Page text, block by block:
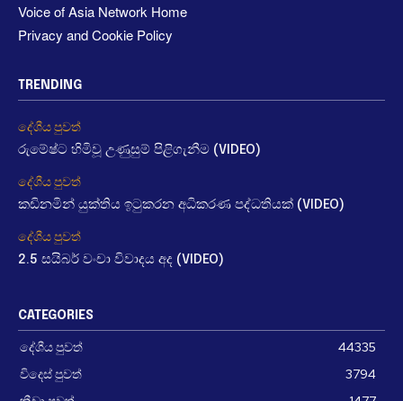
Voice of Asia Network Home
Privacy and Cookie Policy
TRENDING
දේශීය පුවත්
රුමේෂ්ට හිමිවූ උණුසුම් පිළිගැනීම (VIDEO)
දේශීය පුවත්
කඩිනමින් යුක්තිය ඉටුකරන අධිකරණ පද්ධතියක් (VIDEO)
දේශීය පුවත්
2.5 සයිබර් වංචා විවාදය අද (VIDEO)
CATEGORIES
දේශීය පුවත්
44335
විදෙස් පුවත්
3794